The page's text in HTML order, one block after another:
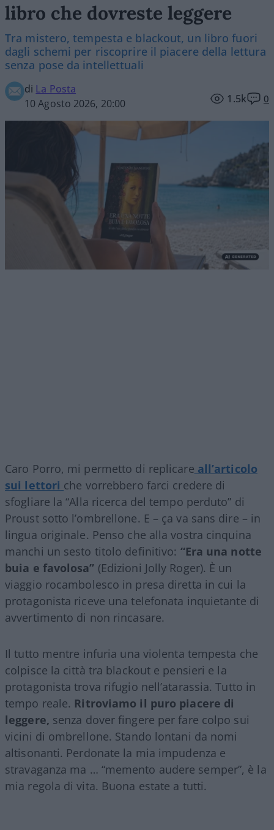
libro che dovreste leggere
Tra mistero, tempesta e blackout, un libro fuori
dagli schemi per riscoprire il piacere della lettura
senza pose da intellettuali
di La Posta
10 Agosto 2026, 20:00
1.5k 0
Caro Porro, mi permetto di replicare all’articolo
sui lettori che vorrebbero farci credere di
sfogliare la “Alla ricerca del tempo perduto” di
Proust sotto l’ombrellone. E – ça va sans dire – in
lingua originale. Penso che alla vostra cinquina
manchi un sesto titolo definitivo: “Era una notte
buia e favolosa” (Edizioni Jolly Roger). È un
viaggio rocambolesco in presa diretta in cui la
protagonista riceve una telefonata inquietante di
avvertimento di non rincasare.
Il tutto mentre infuria una violenta tempesta che
colpisce la città tra blackout e pensieri e la
protagonista trova rifugio nell’atarassia. Tutto in
tempo reale. Ritroviamo il puro piacere di
leggere, senza dover fingere per fare colpo sui
vicini di ombrellone. Stando lontani da nomi
altisonanti. Perdonate la mia impudenza e
stravaganza ma … “memento audere semper”, è la
mia regola di vita. Buona estate a tutti.